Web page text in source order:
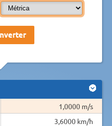
1,0000 m/s
3,6000 km/h